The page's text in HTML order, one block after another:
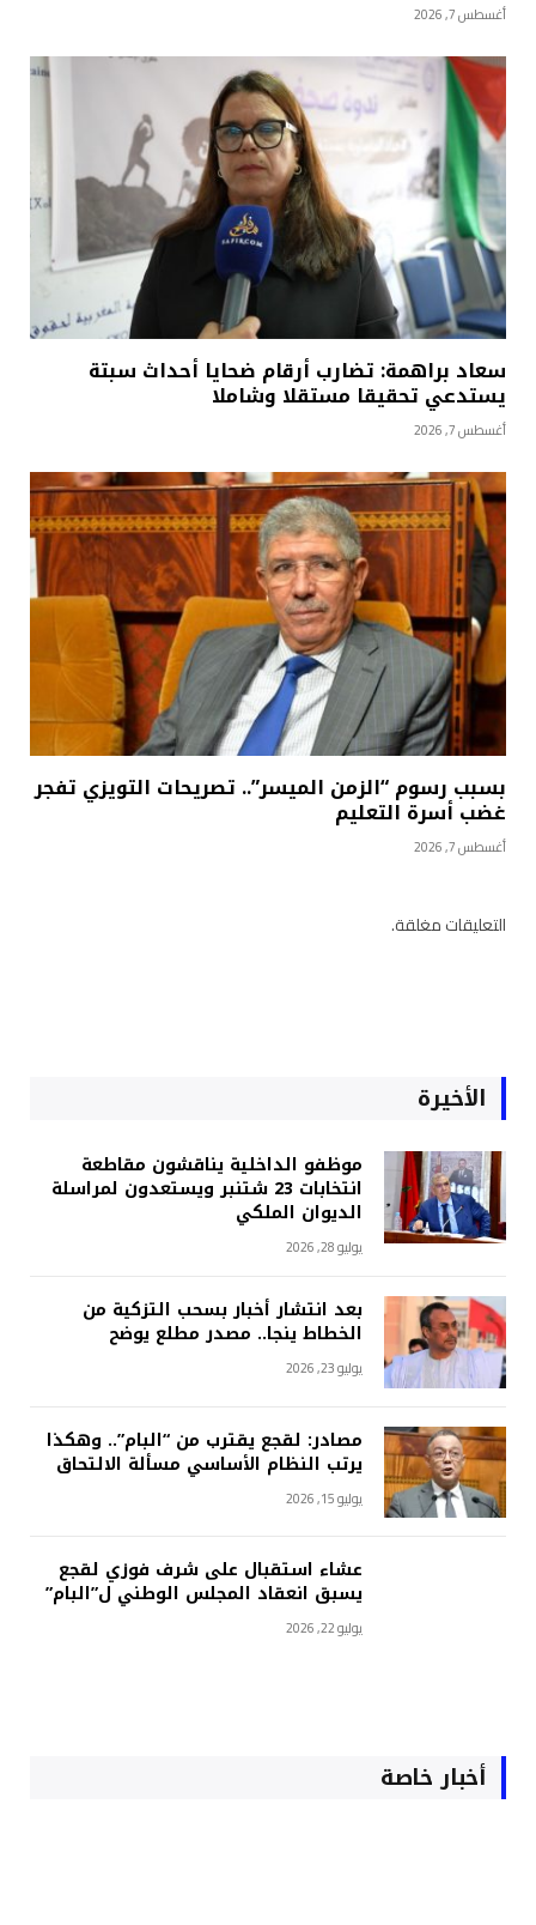
أغسطس 7, 2026
سعاد براهمة: تضارب أرقام ضحايا أحداث سبتة
يستدعي تحقيقا مستقلا وشاملا
أغسطس 7, 2026
بسبب رسوم “الزمن الميسر”.. تصريحات التويزي تفجر
غضب أسرة التعليم
أغسطس 7, 2026
التعليقات مغلقة.
الأخيرة
موظفو الداخلية يناقشون مقاطعة
انتخابات 23 شتنبر ويستعدون لمراسلة
الديوان الملكي
يوليو 28, 2026
بعد انتشار أخبار بسحب التزكية من
الخطاط ينجا.. مصدر مطلع يوضح
يوليو 23, 2026
مصادر: لقجع يقترب من “البام”.. وهكذا
يرتب النظام الأساسي مسألة الالتحاق
يوليو 15, 2026
عشاء استقبال على شرف فوزي لقجع
يسبق انعقاد المجلس الوطني ل”البام”
يوليو 22, 2026
أخبار خاصة